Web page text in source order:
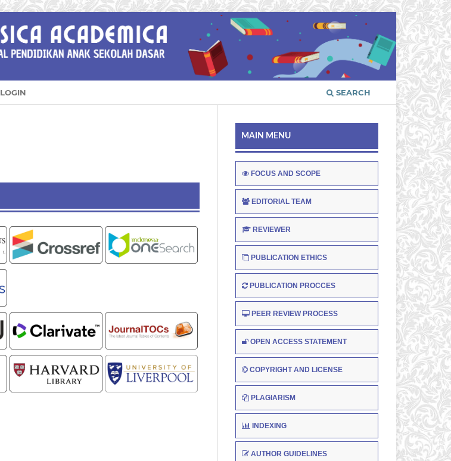
LOGIN SEARCH
MAIN MENU
FOCUS AND SCOPE
EDITORIAL TEAM
REVIEWER
PUBLICATION ETHICS
PUBLICATION PROCCES
PEER REVIEW PROCESS
OPEN ACCESS STATEMENT
COPYRIGHT AND LICENSE
PLAGIARISM
INDEXING
AUTHOR GUIDELINES